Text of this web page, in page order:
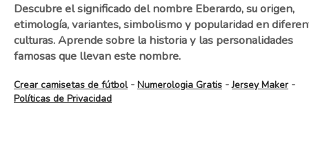
Descubre el significado del nombre Eberardo, su origen,
etimología, variantes, simbolismo y popularidad en
culturas. Aprende sobre la historia y las personalidades
famosas que llevan este nombre.
Crear camisetas de fútbol- Numerologia Gratis -Jersey Maker-
Políticas de Privacidad